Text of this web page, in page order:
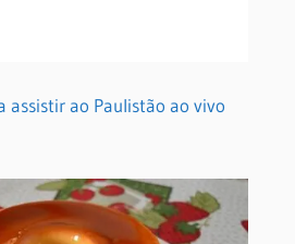
assistir ao Paulistão ao vivo